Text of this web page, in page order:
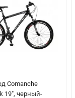
Comanche
19", черный-